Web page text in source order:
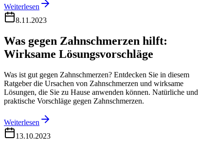
Weiterlesen
8.11.2023
Was gegen Zahnschmerzen hilft:
Wirksame Lösungsvorschläge
Was ist gut gegen Zahnschmerzen? Entdecken Sie in diesem
Ratgeber die Ursachen von Zahnschmerzen und wirksame
Lösungen, die Sie zu Hause anwenden können. Natürliche und
praktische Vorschläge gegen Zahnschmerzen.
Weiterlesen
13.10.2023